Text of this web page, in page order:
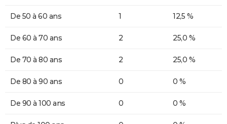
De 50 à 60 ans 1 12,5 %
De 60 à 70 ans 2 25,0 %
De 70 à 80 ans 2 25,0 %
De 80 à 90 ans 0 0 %
De 90 à 100 ans 0 0 %